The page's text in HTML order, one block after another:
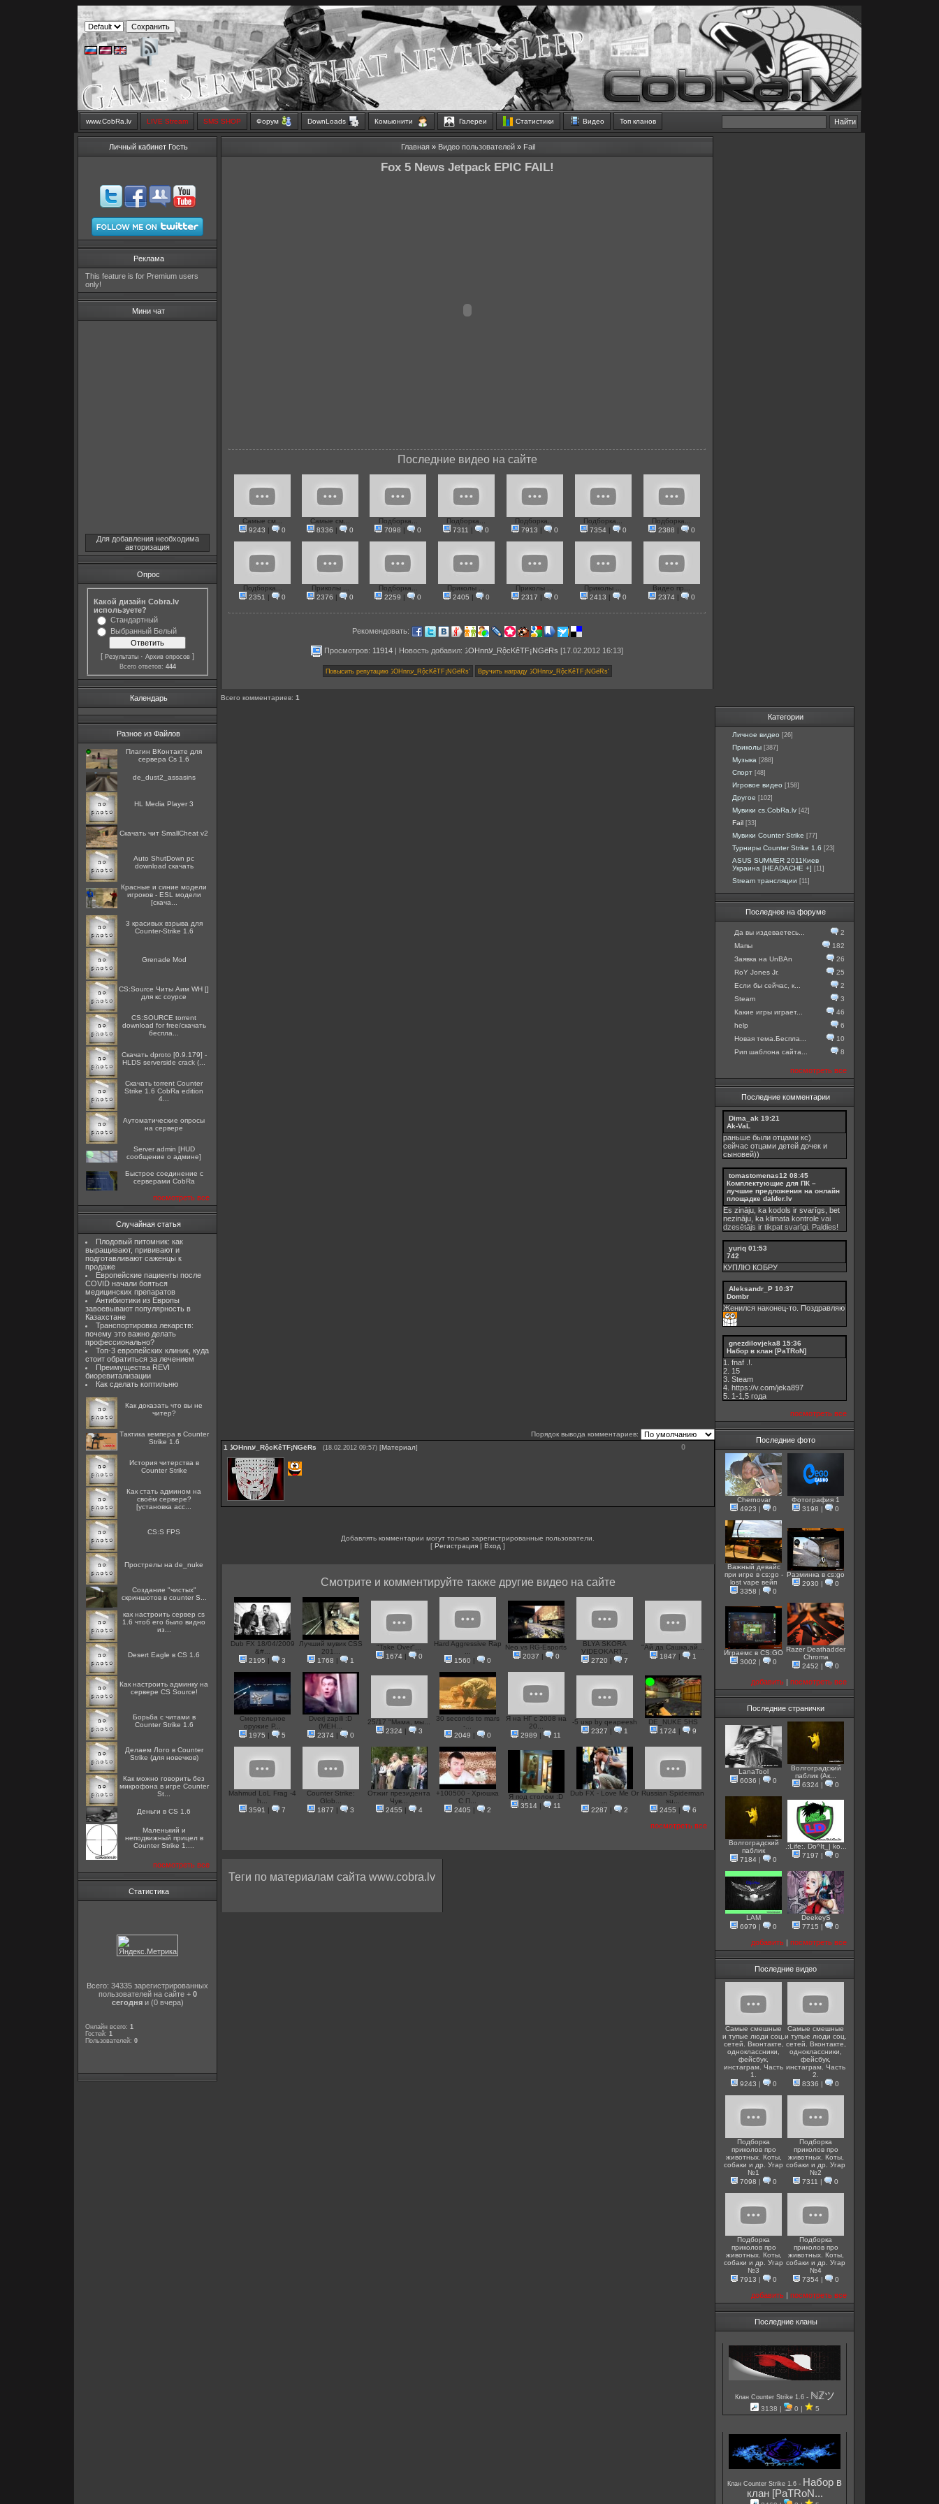
www.CobRa.lv LIVE Stream SMS SHOP Форум DownLoads Комьюнити Галереи Статистики Видео Топ кланов
Личный кабинет Гость
Реклама
This feature is for Premium users
only!
Мини чат
Для добавления необходима
авторизация
Опрос
Какой дизайн Cobra.lv
используете?
Стандартный
Выбранный Белый
[ Результаты · Архив опросов ]
Всего ответов: 444
Календарь
Разное из Файлов
Плагин ВКонтакте для
сервера Cs 1.6
de_dust2_assasins
HL Media Player 3
Скачать чит SmallCheat v2
Auto ShutDown pc
download скачать
Красные и синие модели
игроков - ESL модели
[скача...
3 красивых взрыва для
Counter-Strike 1.6
Grenade Mod
CS:Source Читы Аим WH []
для кс соурсе
CS:SOURCE torrent
download for free/скачать
беспла...
Скачать dproto [0.9.179] -
HLDS serverside crack (...
Скачать torrent Counter
Strike 1.6 CobRa edition
4...
Аутоматические опросы
на сервере
Server admin [HUD
сообщение о админе]
Быстрое соединение с
серверами CobRa
посмотреть все
Случайная статья
Плодовый питомник: как
выращивают, прививают и
подготавливают саженцы к
продаже
Европейские пациенты после
COVID начали бояться
медицинских препаратов
Антибиотики из Европы
завоевывают популярность в
Казахстане
Транспортировка лекарств:
почему это важно делать
профессионально?
Топ-3 европейских клиник, куда
стоит обратиться за лечением
Преимущества REVI
биоревитализации
Как сделать коптильню
Как доказать что вы не
читер?
Тактика кемпера в Counter
Strike 1.6
История читерства в
Counter Strike
Как стать админом на
своём сервере?
[установка acc...
CS:S FPS
Прострелы на de_nuke
Создание "чистых"
скриншотов в counter S...
как настроить сервер cs
1.6 чтоб его было видно
из...
Desert Eagle в CS 1.6
Как настроить админку на
сервере CS Source!
Борьба с читами в
Counter Strike 1.6
Делаем Лого в Counter
Strike (для новечков)
Как можно говорить без
микрофона в игре Counter
St...
Деньги в CS 1.6
Маленький и
неподвижный прицел в
Counter Strike 1....
посмотреть все
Статистика
Всего: 34335 зарегистрированных
пользователей на сайте + 0
сегодняи (0 вчера)
Онлайн всего: 1
Гостей: 1
Пользователей: 0
Главная » Видео пользователей » Fail
Fox 5 News Jetpack EPIC FAIL!
Последние видео на сайте
Самые см...
9243 | 0
Самые см...
8336 | 0
Подборка...
7098 | 0
Подборка...
7311 | 0
Подборка...
7913 | 0
Подборка...
7354| 0
Подборка...
2388 | 0
Подборка...
2351 | 0
Приколы ...
2376 | 0
Подборка...
2259 | 0
Приколы ...
2405 | 0
Приколы ...
2317 | 0
Приколы ...
2413 | 0
Видео пр...
2374| 0
Рекомендовать:
Просмотров: 11914 | Новость добавил: ﮆOHnnﬠ_RộcKêTF¡NGëRs [17.02.2012 16:13]
Всего комментариев: 1
Порядок вывода комментариев:
0
1 ﮆOHnnﬠ_RộcKêTF¡NGëRs (18.02.2012 09:57) [Материал]
Добавлять комментарии могут только зарегистрированные пользователи.
[ Регистрация | Вход ]
Смотрите и комментируйте также другие видео на сайте
Dub FX 18/04/2009
&#...
2195 | 3
Лучший мувик CSS
201...
1768 | 1
"Take Over"...
1674| 0
Hard Aggressive Rap
1560 | 0
Neo vs RG-Esports
2037 | 0
BLYA SKORA
VIDEOKART...
2720 | 7
"Ай да Сашка,ай...
1847 | 1
Смертельное
оружие Р...
1975 | 5
Dverj zapili :D
(MEH...
2374| 0
25/17 "Мама, мы...
2324| 3
30 seconds to mars
-...
2049 | 0
Я на НГ с 2008 на
20...
2989 | 11
-5 usp by qeapeesh
2327 | 1
DE_NUKE 5HS
1724| 9
Mahmud LoL Frag -4
h...
3591 | 7
Counter Strike:
Glob...
1877 | 3
Отжиг президента
Чув...
2455 | 4
+100500 - Хрюшка
С П...
2405 | 2
Я под столом :D
3514 | 11
Dub FX - Love Me Or
2287 | 2
Russian Spiderman
su...
2455 | 6
посмотреть все
Теги по материалам сайта www.cobra.lv
Категории
Личное видео [26]
Приколы [387]
Музыка [288]
Спорт [48]
Игровое видео [158]
Другое [102]
Мувики cs.CobRa.lv [42]
Fail [33]
Мувики Counter Strike [77]
Турниры Counter Strike 1.6 [23]
ASUS SUMMER 2011Киев
Украина [HEADACHE +] [11]
Stream трансляции [11]
Последнее на форуме
Да вы издеваетесь...
2
Мапы
182
Заявка на UnBAn
26
RoY Jones Jr.
25
Если бы сейчас, к...
2
Steam
3
Какие игры играет...
46
help
6
Новая тема.Беспла...
10
Рип шаблона сайта...
8
посмотреть все
Последние комментарии
Dima_ak 19:21
Ak-VaL
раньше были отцами кс)
сейчас отцами детей дочек и
сыновей))
tomastomenas12 08:45
Комплектующие для ПК –
лучшие предложения на онлайн
площадке dalder.lv
Es zināju, ka kodols ir svarīgs, bet
nezināju, ka klimata kontrole vai
dzesētājs ir tikpat svarīgi. Paldies!
yuriq 01:53
742
КУПЛЮ КОБРУ
Aleksandr_P 10:37
Dombr
Женился наконец-то. Поздравляю
gnezdilovjeka8 15:36
Набор в клан [PaTRoN]
1. fnaf .!.
2. 15
3. Steam
4. https://v.com/jeka897
5. 1-1,5 годa
посмотреть все
Последние фото
Chernovar
4923 | 0
Фотография 1
3198 | 0
Важный девайс
при игре в cs:go -
lost vape вейп
3358 | 0
Разминка в cs:go
2930 | 0
Играемс в CS:GO
3002 | 0
Razer Deathadder
Chroma
2452 | 0
добавить | посмотреть все
Последние странички
LanaTool
6036 | 0
Волгоградский
паблик (Ак...
6324 | 0
Волгоградский
паблик
7184 | 0
.:Life:. Do^It_| ko...
7197 | 0
LAM
6979 | 0
DeekeyS
7715 | 0
добавить | посмотреть все
Последние видео
Самые смешные
и тупые люди соц.
сетей. Вконтакте,
одноклассники,
фейсбук,
инстаграм. Часть
1.
9243 | 0
Самые смешные
и тупые люди соц.
сетей. Вконтакте,
одноклассники,
фейсбук,
инстаграм. Часть
2.
8336 | 0
Подборка
приколов про
животных. Коты,
собаки и др. Угар
№1
7098 | 0
Подборка
приколов про
животных. Коты,
собаки и др. Угар
№2
7311 | 0
Подборка
приколов про
животных. Коты,
собаки и др. Угар
№3
7913 | 0
Подборка
приколов про
животных. Коты,
собаки и др. Угар
№4
7354| 0
добавить | посмотреть все
Последние кланы
Клан Counter Strike 1.6 - ℕℤツ
3138 | 0 | 5
Клан Counter Strike 1.6 - Набор в
клан [PaTRoN...